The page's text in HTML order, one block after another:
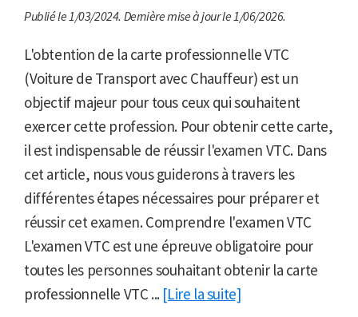
Publié le 1/03/2024. Dernière mise à jour le 1/06/2026.
L'obtention de la carte professionnelle VTC
(Voiture de Transport avec Chauffeur) est un
objectif majeur pour tous ceux qui souhaitent
exercer cette profession. Pour obtenir cette carte,
il est indispensable de réussir l'examen VTC. Dans
cet article, nous vous guiderons à travers les
différentes étapes nécessaires pour préparer et
réussir cet examen. Comprendre l'examen VTC
L'examen VTC est une épreuve obligatoire pour
toutes les personnes souhaitant obtenir la carte
professionnelle VTC ... [Lire la suite]